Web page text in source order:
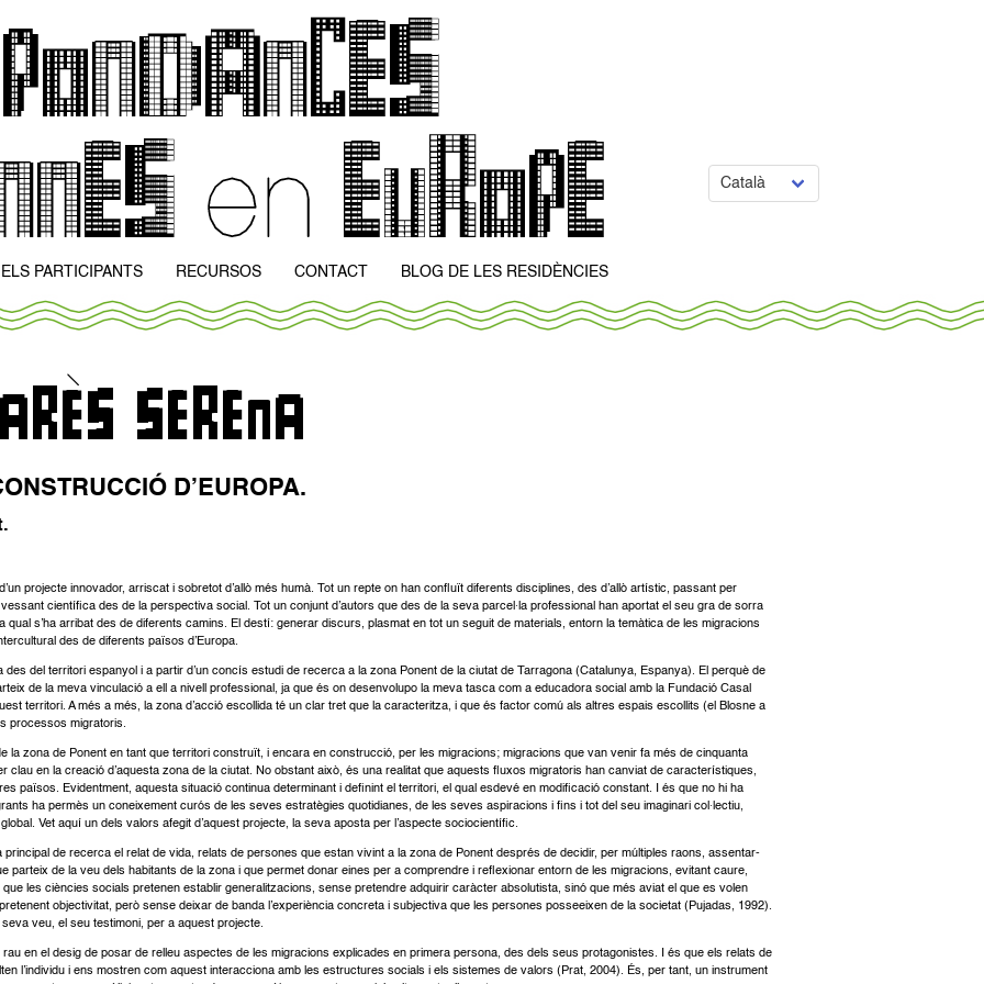
ELS PARTICIPANTS RECURSOS CONTACT BLOG DE LES RESIDÈNCIES
D’EUROPA.
projecte innovador, arriscat i sobretot d’allò més humà. Tot un repte on han confluït diferents disciplines, des d’allò artístic, passant per
científica des de la perspectiva social. Tot un conjunt d’autors que des de la seva parcel·la professional han aportat el seu gra de sorra
s’ha arribat des de diferents camins. El destí: generar discurs, plasmat en tot un seguit de materials, entorn la temàtica de les migracions
des de diferents països d’Europa.
del territori espanyol i a partir d’un concís estudi de recerca a la zona Ponent de la ciutat de Tarragona (Catalunya, Espanya). El perquè de
de la meva vinculació a ell a nivell professional, ja que és on desenvolupo la meva tasca com a educadora social amb la Fundació Casal
territori. A més a més, la zona d’acció escollida té un clar tret que la caracteritza, i que és factor comú als altres espais escollits (el Blosne a
processos migratoris.
la zona de Ponent en tant que territori construït, i encara en construcció, per les migracions; migracions que van venir fa més de cinquanta
clau en la creació d’aquesta zona de la ciutat. No obstant això, és una realitat que aquests fluxos migratoris han canviat de característiques,
països. Evidentment, aquesta situació continua determinant i definint el territori, el qual esdevé en modificació constant. I és que no hi ha
ha permès un coneixement curós de les seves estratègies quotidianes, de les seves aspiracions i fins i tot del seu imaginari col·lectiu,
Vet aquí un dels valors afegit d’aquest projecte, la seva aposta per l’aspecte sociocientífic.
de recerca el relat de vida, relats de persones que estan vivint a la zona de Ponent després de decidir, per múltiples raons, assentar-
parteix de la veu dels habitants de la zona i que permet donar eines per a comprendre i reflexionar entorn de les migracions, evitant caure,
les ciències socials pretenen establir generalitzacions, sense pretendre adquirir caràcter absolutista, sinó que més aviat el que es volen
objectivitat, però sense deixar de banda l’experiència concreta i subjectiva que les persones posseeixen de la societat (Pujadas, 1992).
veu, el seu testimoni, per a aquest projecte.
en el desig de posar de relleu aspectes de les migracions explicades en primera persona, des dels seus protagonistes. I és que els relats de
l’individu i ens mostren com aquest interacciona amb les estructures socials i els sistemes de valors (Prat, 2004). És, per tant, un instrument